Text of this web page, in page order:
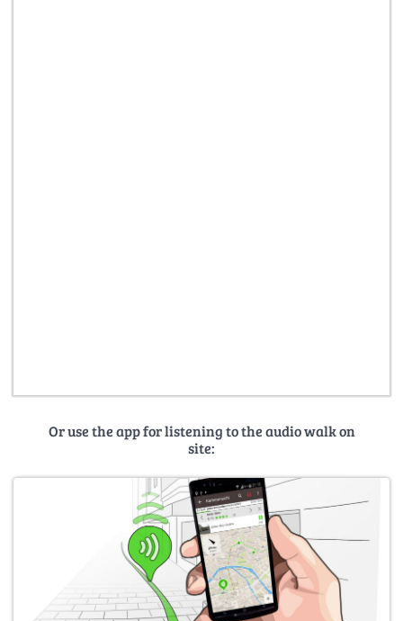
Or use the app for listening to the audio walk on
site: